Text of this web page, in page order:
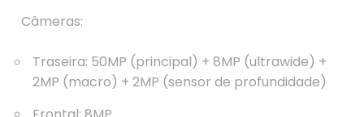
Câmeras:
Traseira: 50MP (principal) + 8MP (ultrawide) +
2MP (macro) + 2MP (sensor de profundidade)